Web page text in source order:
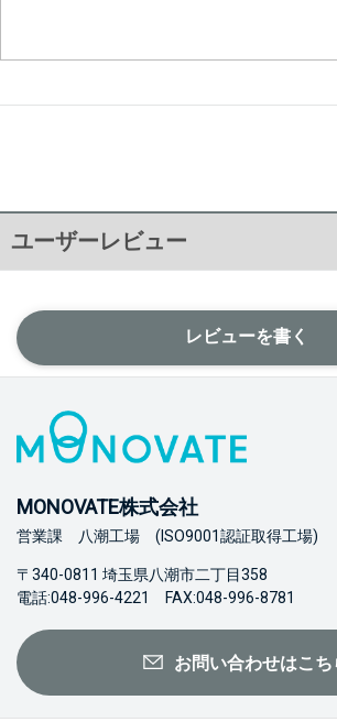
ユーザーレビュー
レビューを書く
MONOVATE株式会社
営業課 八潮工場 (ISO9001認証取得工場)
〒340-0811 埼玉県八潮市二丁目358
電話:048-996-4221 FAX:048-996-8781
お問い合わせはこち